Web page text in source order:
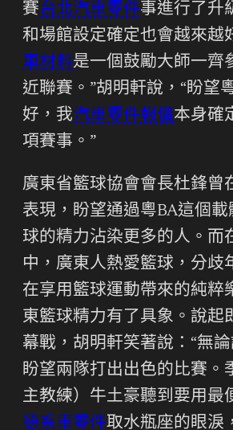
賽台北汽車零件事進行了升
和場館設定確定也會越來越
車材料是一個鼓勵大師一齊
近聯賽。”胡明軒說，“盼望
好，我汽車零件報價本身確
項賽事。”
廣東省籃球協會會長杜鋒曾
表現，盼望通過粵BA這個
球的精力沾染更多的人。而
中，廣東人熱愛籃球，分歧
在享用籃球運動帶來的純粹
東籃球精力有了具象。說起
幕戰，胡明軒笑著說：“無
盼望兩隊打出出色的比賽。
主教練）牛土豪聽到要用最
德系車零件取水瓶座的眼淚